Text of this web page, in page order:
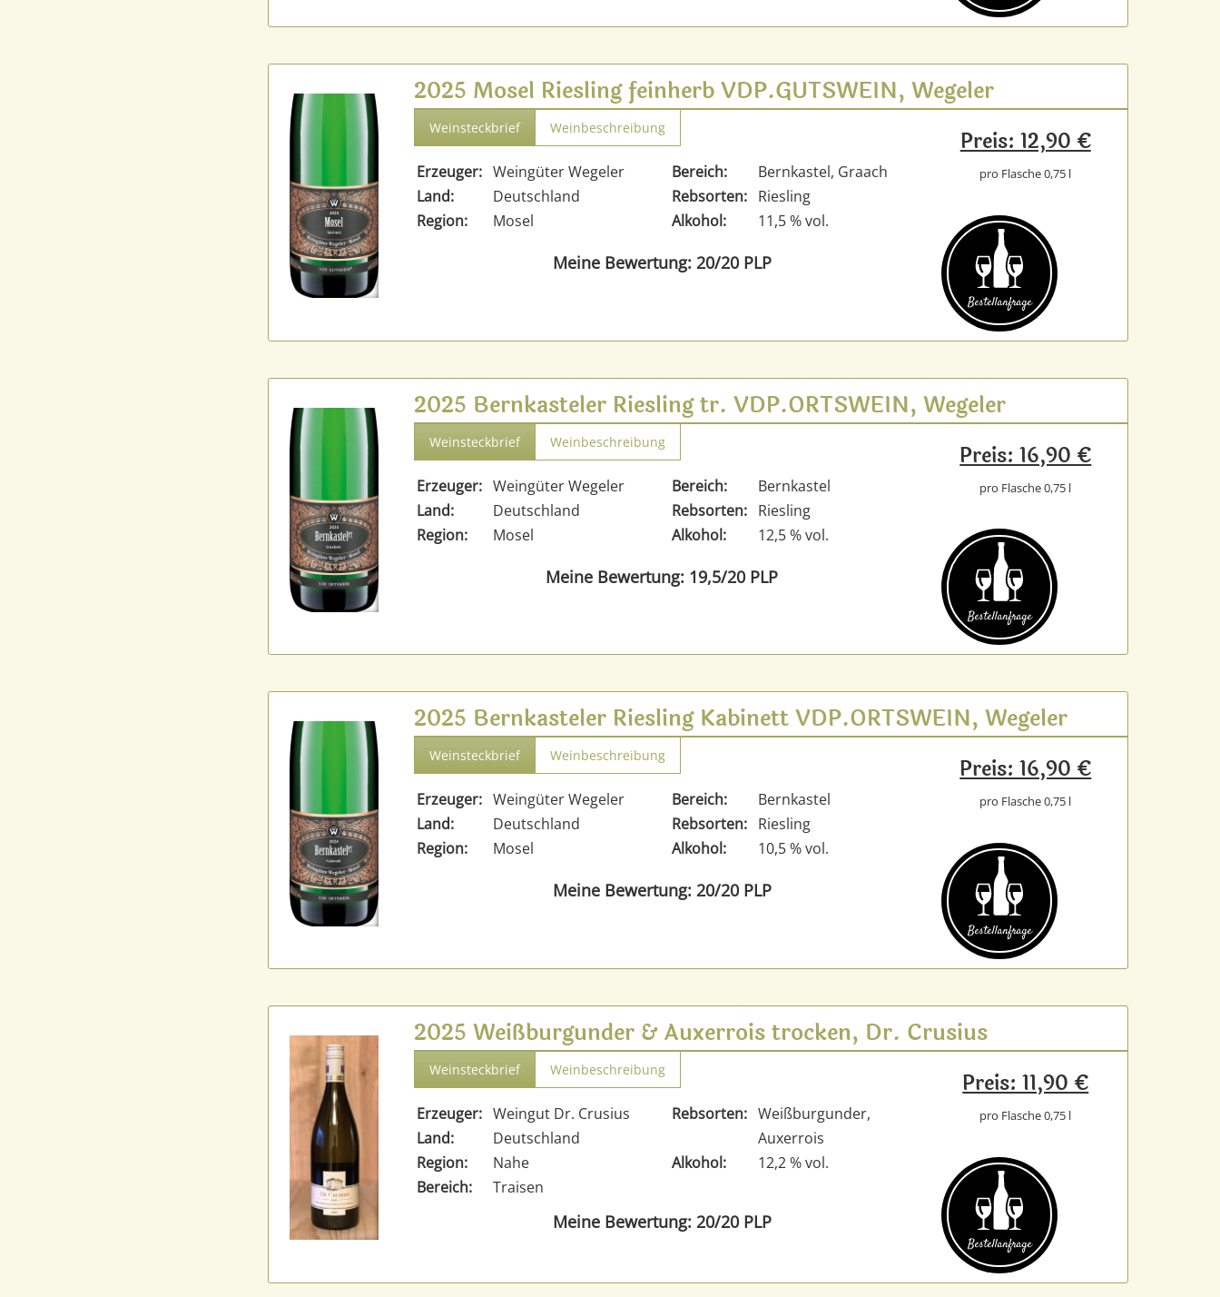
2025 Mosel Riesling feinherb VDP.GUTSWEIN, Wegeler
Weinsteckbrief Weinbeschreibung
Erzeuger: Weingüter Wegeler
Land:
Deutschland
Region:
Mosel
Bereich:
Bernkastel, Graach
Rebsorten:
Riesling
Alkohol:
11,5 % vol.
Meine Bewertung: 20/20 PLP
Preis: 12,90 €
pro Flasche 0,75 l
Bestell­anfrage
2025 Bernkasteler Riesling tr. VDP.ORTSWEIN, Wegeler
Weinsteckbrief Weinbeschreibung
Erzeuger: Weingüter Wegeler
Land:
Deutschland
Region:
Mosel
Bereich:
Bernkastel
Rebsorten:
Riesling
Alkohol:
12,5 % vol.
Meine Bewertung: 19,5/20 PLP
Preis: 16,90 €
pro Flasche 0,75 l
Bestell­anfrage
2025 Bernkasteler Riesling Kabinett VDP.ORTSWEIN, Wegeler
Weinsteckbrief Weinbeschreibung
Erzeuger: Weingüter Wegeler
Land:
Deutschland
Region:
Mosel
Bereich:
Bernkastel
Rebsorten:
Riesling
Alkohol:
10,5 % vol.
Meine Bewertung: 20/20 PLP
Preis: 16,90 €
pro Flasche 0,75 l
Bestell­anfrage
2025 Weißburgunder & Auxerrois trocken, Dr. Crusius
Weinsteckbrief Weinbeschreibung
Erzeuger: Weingut Dr. Crusius
Land:
Deutschland
Region:
Nahe
Bereich:
Traisen
Rebsorten: Weißburgunder,
Auxerrois
Alkohol:
12,2 % vol.
Meine Bewertung: 20/20 PLP
Preis: 11,90 €
pro Flasche 0,75 l
Bestell­anfrage